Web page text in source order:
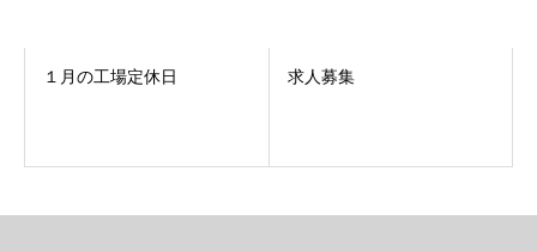
１月の工場定休日 求人募集